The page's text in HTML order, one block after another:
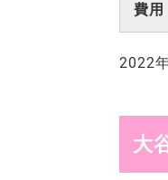
費用
2022
大